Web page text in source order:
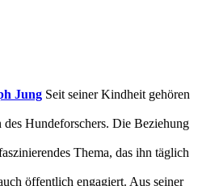
Jung Seit seiner Kindheit gehören
des Hundeforschers. Die Beziehung
Thema, das ihn täglich
öffentlich engagiert. Aus seiner